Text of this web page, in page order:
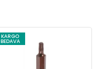
KARGO
BEDAVA